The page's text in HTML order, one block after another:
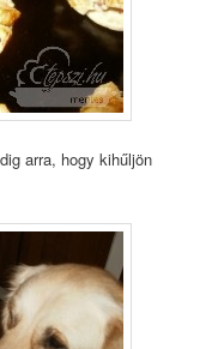
arra, hogy kihűljön